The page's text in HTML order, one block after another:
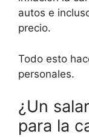
autos e
precio.
Todo esto
personales.
¿Un
para la